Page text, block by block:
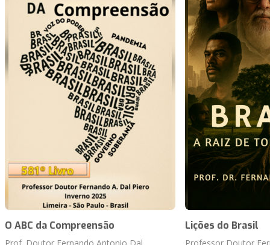
O ABC da Compreensão Lições do Brasil